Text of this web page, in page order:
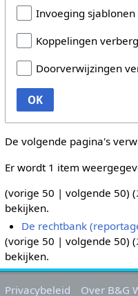
Invoeging
Koppelingen
Doorverwijzingen
OK
De volgende pagina's
Er wordt 1 item
(vorige 50 | volgende 50) (
bekijken.
De rechtbank
(vorige 50 | volgende 50) (
bekijken.
Privacybeleid Over B&G